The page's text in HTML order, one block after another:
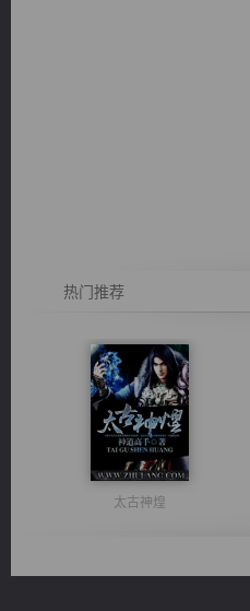
热门推荐
太古神煌